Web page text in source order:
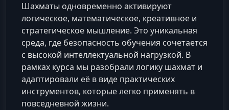
Шахматы одновременно активируют
логическое, математическое, креативное и
стратегическое мышление. Это уникальная
среда, где безопасность обучения сочетается
с высокой интеллектуальной нагрузкой. В
рамках курса мы разобрали логику шахмат и
адаптировали её в виде практических
инструментов, которые легко применять в
повседневной жизни.